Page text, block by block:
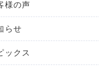
様の声
らせ
ックス